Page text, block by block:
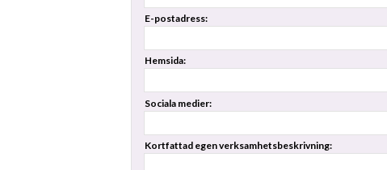
E-postadress:
Hemsida:
Sociala medier:
Kortfattad egen verksamhetsbeskrivning: